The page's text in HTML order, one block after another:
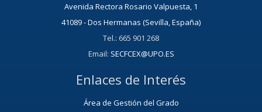
Avenida Rectora Rosario Valpuesta, 1
41089 - Dos Hermanas (Sevilla, España)
Tel.: 665 901 268
Email: SECFCEX@UPO.ES
Enlaces de Interés
Área de Gestión del Grado